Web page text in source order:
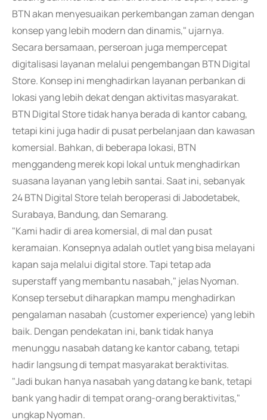
BTN akan menyesuaikan perkembangan zaman dengan
konsep yang lebih modern dan dinamis," ujarnya.
Secara bersamaan, perseroan juga mempercepat
digitalisasi layanan melalui pengembangan BTN Digital
Store. Konsep ini menghadirkan layanan perbankan di
lokasi yang lebih dekat dengan aktivitas masyarakat.
BTN Digital Store tidak hanya berada di kantor cabang,
tetapi kini juga hadir di pusat perbelanjaan dan kawasan
komersial. Bahkan, di beberapa lokasi, BTN
menggandeng merek kopi lokal untuk menghadirkan
suasana layanan yang lebih santai. Saat ini, sebanyak
24 BTN Digital Store telah beroperasi di Jabodetabek,
Surabaya, Bandung, dan Semarang.
"Kami hadir di area komersial, di mal dan pusat
keramaian. Konsepnya adalah outlet yang bisa melayani
kapan saja melalui digital store. Tapi tetap ada
superstaff yang membantu nasabah," jelas Nyoman.
Konsep tersebut diharapkan mampu menghadirkan
pengalaman nasabah (customer experience) yang lebih
baik. Dengan pendekatan ini, bank tidak hanya
menunggu nasabah datang ke kantor cabang, tetapi
hadir langsung di tempat masyarakat beraktivitas.
"Jadi bukan hanya nasabah yang datang ke bank, tetapi
bank yang hadir di tempat orang-orang beraktivitas,"
ungkap Nyoman.